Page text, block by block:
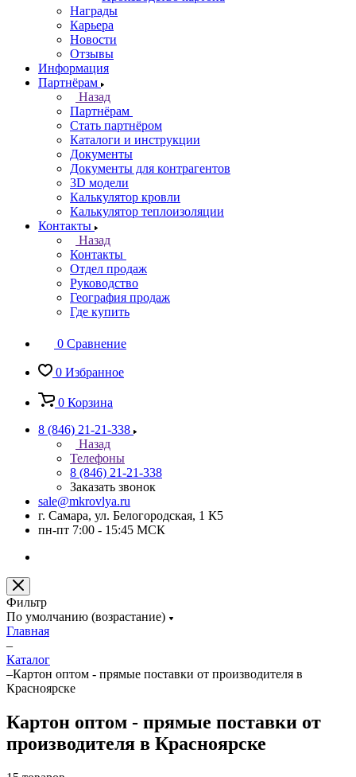
Награды
Карьера
Новости
Отзывы
Информация
Партнёрам
Назад
Партнёрам
Стать партнёром
Каталоги и инструкции
Документы
Документы для контрагентов
3D модели
Калькулятор кровли
Калькулятор теплоизоляции
Контакты
Назад
Контакты
Отдел продаж
Руководство
География продаж
Где купить
0 Сравнение
0 Избранное
0 Корзина
8 (846) 21-21-338
Назад
Телефоны
8 (846) 21-21-338
Заказать звонок
sale@mkrovlya.ru
г. Самара, ул. Белогородская, 1 К5
пн-пт 7:00 - 15:45 МСК
Фильтр
По умолчанию (возрастание)
Главная
–
Каталог
–Картон оптом - прямые поставки от производителя в
Красноярске
Картон оптом - прямые поставки от
производителя в Красноярске